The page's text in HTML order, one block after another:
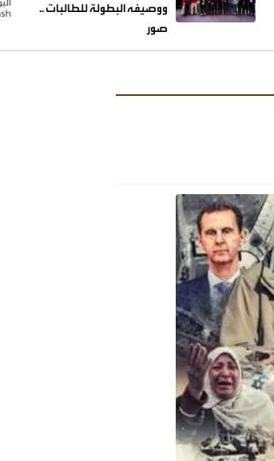
ووصيفه البطولة للطالبات ..
صور